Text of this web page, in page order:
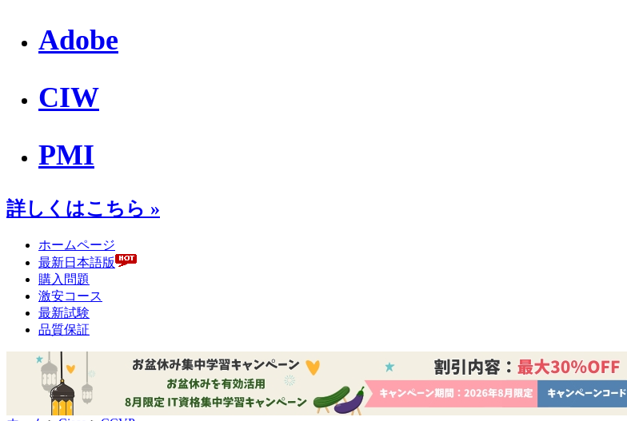
Adobe
CIW
PMI
詳しくはこちら »
ホームページ
最新日本語版
購入問題
激安コース
最新試験
品質保証